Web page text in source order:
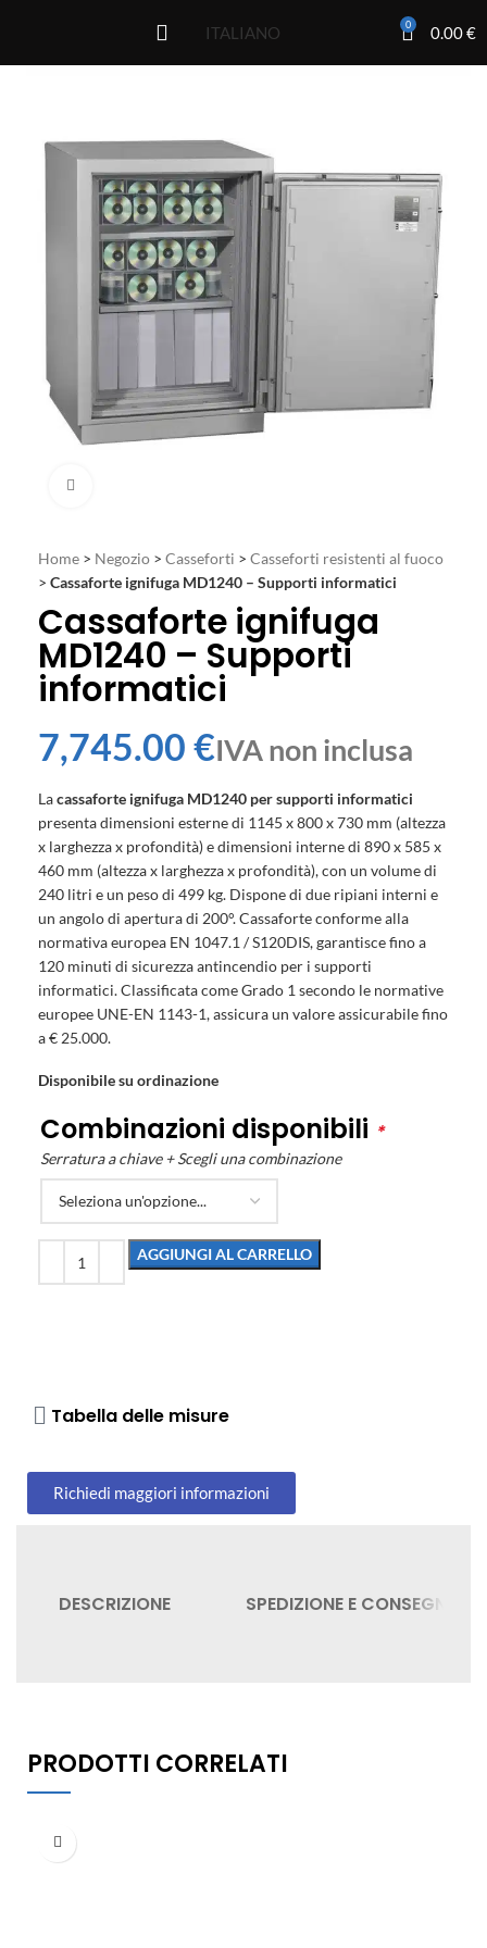
ITALIANO 0 0.00€
Home > Negozio > Casseforti > Casseforti resistenti al fuoco
> Cassaforte ignifuga MD1240 – Supporti informatici
Cassaforte ignifuga
MD1240 – Supporti
informatici
€
Lacassaforte ignifuga MD1240 per supporti informatici
presenta dimensioni esterne di 1145 x 800 x 730 mm (altezza
x larghezza x profondità) e dimensioni interne di 890 x 585 x
460 mm (altezza x larghezza x profondità), con un volume di
240 litri e un peso di 499 kg. Dispone di due ripiani interni e
un angolo di apertura di 200°. Cassaforte conforme alla
normativa europea EN 1047.1 / S120DIS, garantisce fino a
120 minuti di sicurezza antincendio per i supporti
informatici. Classificata come Grado 1 secondo le normative
europee UNE-EN 1143-1, assicura un valore assicurabile fino
a € 25.000.
Disponibile su ordinazione
Combinazioni disponibili *
Serratura a chiave + Scegli una combinazione
AGGIUNGI AL CARRELLO
Tabella delle misure
Richiedi maggiori informazioni
DESCRIZIONE SPEDIZIONE E CONSEGNA
PRODOTTI CORRELATI